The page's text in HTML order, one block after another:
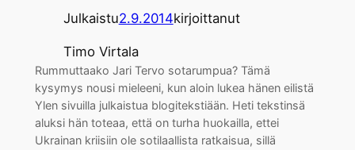
Julkaistu2.9.2014kirjoittanut
Timo Virtala
Rummuttaako Jari Tervo sotarumpua? Tämä
kysymys nousi mieleeni, kun aloin lukea hänen eilistä
Ylen sivuilla julkaistua blogitekstiään. Heti tekstinsä
aluksi hän toteaa, että on turha huokailla, ettei
Ukrainan kriisiin ole sotilaallista ratkaisua, sillä